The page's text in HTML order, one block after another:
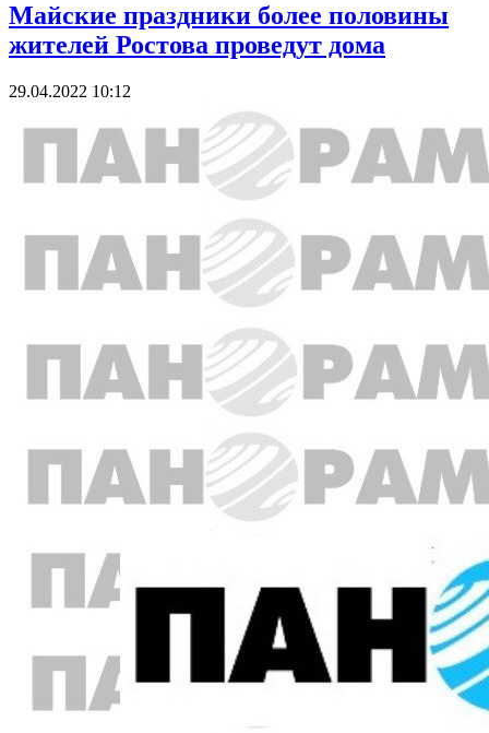
Майские праздники более половины
жителей Ростова проведут дома
29.04.2022 10:12